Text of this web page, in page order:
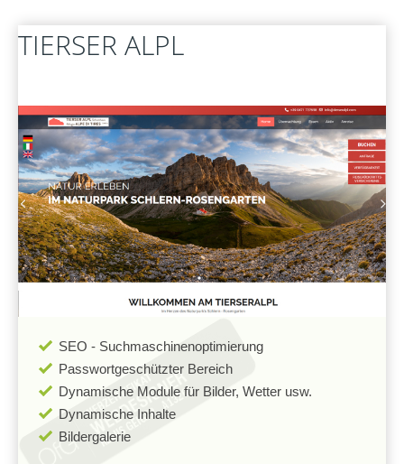
FERNWARTUNG
TIERSER ALPL
SEO - Suchmaschinenoptimierung
Passwortgeschützter Bereich
Dynamische Module für Bilder, Wetter usw.
Dynamische Inhalte
Bildergalerie